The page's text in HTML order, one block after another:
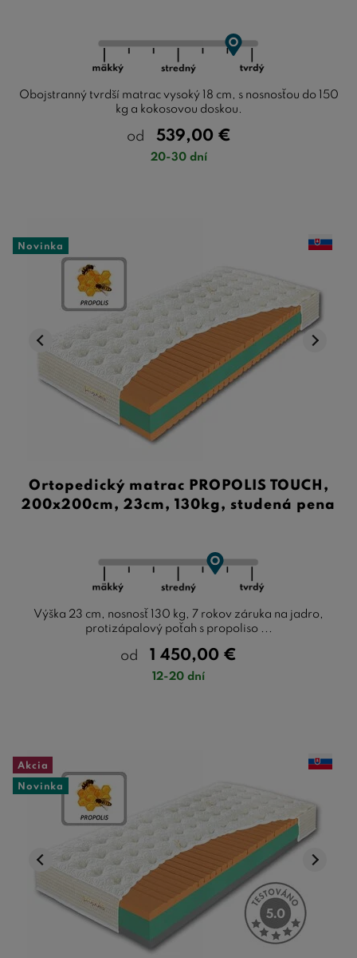
Obojstranný tvrdší matrac vysoký 18 cm, s nosnosťou do 150
kg a kokosovou doskou.
od 539,00 €
20-30 dní
Novinka
Ortopedický matrac PROPOLIS TOUCH,
200x200cm, 23cm, 130kg, studená pena
Výška 23 cm, nosnosť 130 kg, 7 rokov záruka na jadro,
protizápalový poťah s propoliso ...
od 1 450,00 €
12-20 dní
Akcia
Novinka